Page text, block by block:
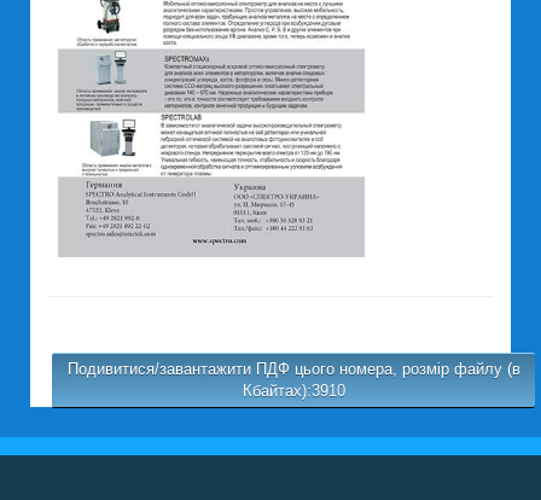
Подивитися/завантажити ПДФ цього номера, розмір файлу (в
Кбайтах):3910